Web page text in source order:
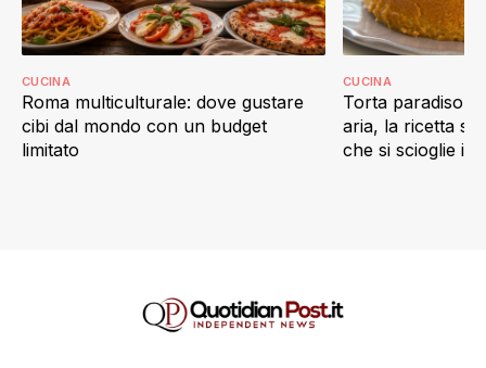
Roma multiculturale: dove gustare
cibi dal mondo con un budget
limitato
CUCINA
Torta paradiso
aria, la ricetta
che si scioglie in
CUCINA